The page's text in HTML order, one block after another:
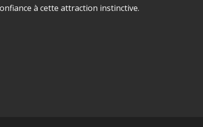
à cette attraction instinctive.